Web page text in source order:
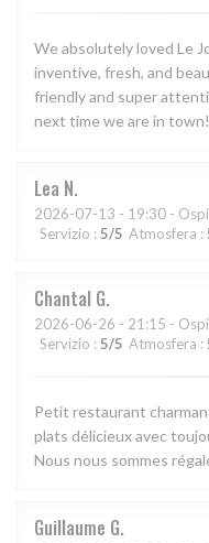
We absolutely loved Le
inventive, fresh, and
friendly and super
next time we are in town!
Lea N
2026-07-13 - 19:30 -
Servizio : 5/5 Atmosfera :
Chantal G
2026-06-26 - 21:15 -
Servizio : 5/5 Atmosfera :
Petit restaurant
plats délicieux avec
Nous nous sommes
Guillaume G